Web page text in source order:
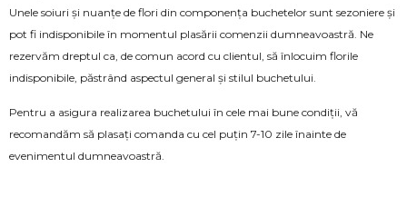
Unele soiuri și nuanțe de flori din componența buchetelor sunt sezoniere și
pot fi indisponibile în momentul plasării comenzii dumneavoastră. Ne
rezervăm dreptul ca, de comun acord cu clientul, să înlocuim florile
indisponibile, păstrând aspectul general și stilul buchetului.
Pentru a asigura realizarea buchetului în cele mai bune condiții, vă
recomandăm să plasați comanda cu cel puțin 7-10 zile înainte de
evenimentul dumneavoastră.